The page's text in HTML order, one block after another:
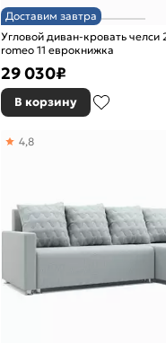
Доставим завтра
Угловой диван-кровать челси
romeo 11 еврокнижка
29 030₽
В корзину
4,8